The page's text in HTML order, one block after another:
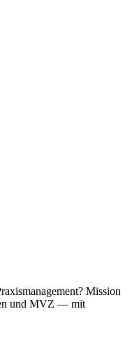
Mission
und MVZ — mit